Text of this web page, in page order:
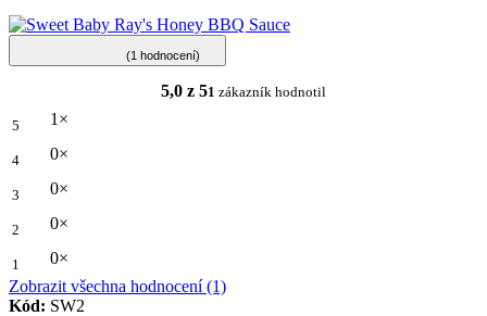
(1 hodnocení)
5,0 z 51 zákazník hodnotil
5 1×
4 0×
3 0×
2 0×
1
0×
Zobrazit všechna hodnocení (1)
Kód: SW2